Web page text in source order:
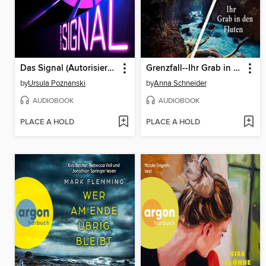
Das Signal (Autorisierte Lesefassung)
byUrsula Poznanski
AUDIOBOOK
PLACE A HOLD
Grenzfall--Ihr Grab in den Fluten--Jahn und Krammer ermitteln, Band 6 (Ungekürzte Lesung)
byAnna Schneider
AUDIOBOOK
PLACE A HOLD